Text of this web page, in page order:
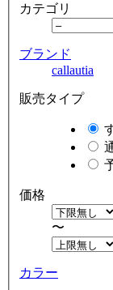
カテゴリ
ブランド
callautia
販売タイプ
価格
〜
カラー